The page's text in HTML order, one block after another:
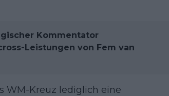
Kommentator
Leistungen von Fem van
WM-Kreuz lediglich eine